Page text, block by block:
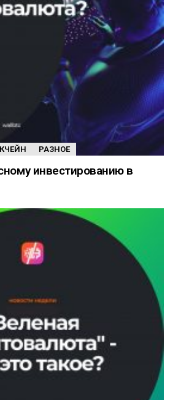
РАЗНОЕ
инвестированию в